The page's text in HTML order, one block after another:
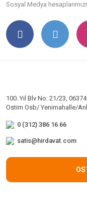
Sosyal Medya
100. Yıl Blv No: 21/23, 06374
Ostim Osb/ Yenimahalle/
0 (312) 386 16 66
satis@hirdavat.com